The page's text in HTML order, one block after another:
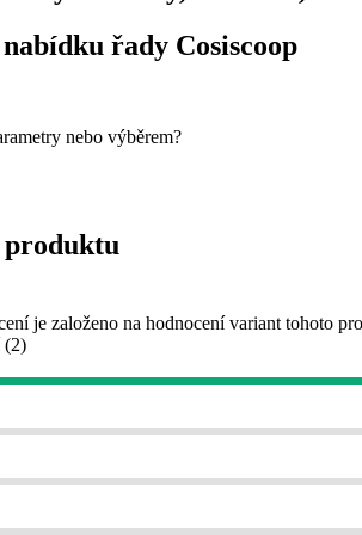
řady Cosiscoop
nebo výběrem?
produktu
je založeno na hodnocení variant tohoto
(2)